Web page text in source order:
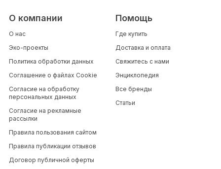
О компании
О нас
Эко-проекты
Политика обработки данных
Соглашение о файлах Cookie
Согласие на обработку
персональных данных
Согласие на рекламные
рассылки
Правила пользования сайтом
Правила публикации отзывов
Договор публичной оферты
Помощь
Где купить
Доставка и оплата
Свяжитесь с нами
Энциклопедия
Все бренды
Статьи